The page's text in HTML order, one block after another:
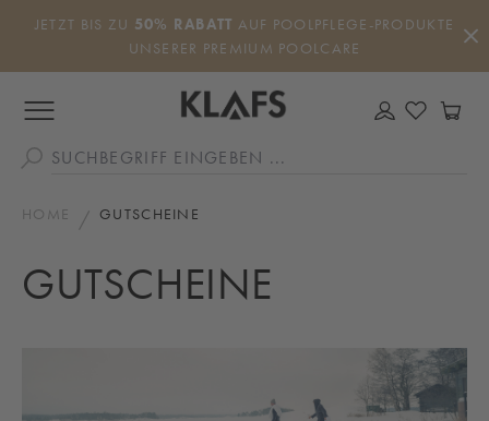
Zum Hauptinhalt springen
JETZT BIS ZU 50% RABATT AUF POOLPFLEGE-PRODUKTE
UNSERER PREMIUM POOLCARE
DU
HOME GUTSCHEINE
GUTSCHEINE